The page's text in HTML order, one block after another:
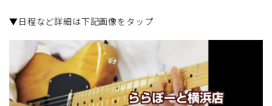
▼日程など詳細は下記画像をタップ